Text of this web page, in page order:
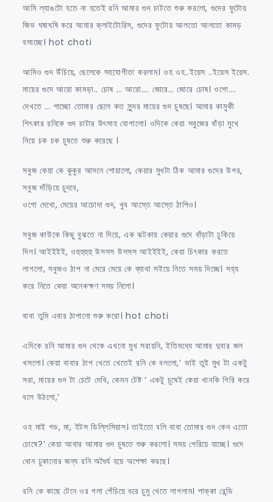
আমি ল্যাঙটো হতে না হতেই রনি আমার গুদ চাটতে শুরু করলো, গুদের ফুটোয়
জিভ ঘষাঘষি করে আমার ক্লাইটোরিস, গুদের ফুটোয় আলতো আলতো কামড়
বসাচ্ছে। hot choti
আমিও গুদ উঁচিয়ে, ছেলেকে সহযোগীতা করলাম। ওহ ওহ..ইয়েস ..ইয়েস ইয়েস.
মায়ের গুদে আরো কামড়া.. চোষ … আরো…. জোরে… জোরে চোষ। ওগো….
দেখতে … পাচ্ছো তোমার ছেলে কত সুন্দর মায়ের গুদ চুষছে। আমার কামুকী
শিৎকার রনিকে গুদ চাটার উৎসাহ যোগালো। ওদিকে কেয়া সবুজের বাঁড়া মুখে
নিয়ে চক চক চুষতে শুরু করেছে ।
সবুজ কেয়া কে কুকুর আসনে শোয়ালো, কেয়ার মুখটা ঠিক আমার গুদের উপর,
সবুজ দাঁড়িয়ে চুদবে,
ওগো দেখো, মেয়ের আচোদা গুদ, খুব আস্তে আস্তে ঠাপিও।
সবুজ কাউকে কিছু বুঝতে না দিয়ে, এক ঝটকায় কেয়ার গুদে বাঁড়াটা ঢুকিয়ে
দিল। আইইইই, ওহুহুহুহু উসসস উসসস আইইইই, কেয়া চিৎকার করতে
লাগলো, সবুজও ঠাপ না মেরে মেয়ে কে ব্যাথা সইয়ে নিতে সময় দিচ্ছে। সহ্য
করে নিতে কেয়া অনেকক্ষণ সময় নিলো।
বাবা তুমি এবার ঠাপানো শুরু করো। hot choti
এদিকে রনি আমার গুদ থেকে এখনো মুখ সরায়নি, ইতিমধ্যে আমার দুবার জল
খসলো। কেয়া বাবার ঠাপ খেতে খেতেই রনি কে বললো,’ ভাই তুই মুখ টা একটু
সরা, মায়ের গুদ টা চেটে দেখি, কেমন টেষ্ট ‘ একটু চুষেই কেয়া খানকি গিরি করে
বলে উঠলো,‘
ওহ মাই গড, মা, ইটস ডিল্লিসিয়াস। তাইতো বলি বাবা তোমার গুদ কেন এতো
চোষে?’ কেয়া আবার আমার গুদ চুষতে শুরু করলো। সময় পেরিয়ে যাচ্ছে। গুদে
ধোন ঢুকানোর জন্য রনি অধৈর্য হয়ে অপেক্ষা করছে।
রনি কে কাছে টেনে ওর গলা পেঁচিয়ে ধরে চুমু খেতে লাগলাম। পাক্কা রেন্ডি